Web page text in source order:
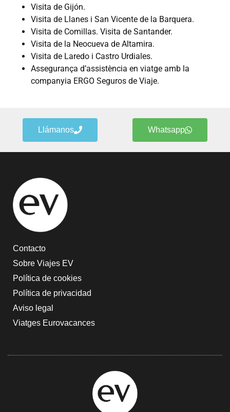
Visita de Gijón.
Visita de Llanes i San Vicente de la Barquera.
Visita de Comillas. Visita de Santander.
Visita de la Neocueva de Altamira.
Visita de Laredo i Castro Urdiales.
Assegurança d’assistència en viatge amb la
companyia ERGO Seguros de Viaje.
Llámanos Whatsapp
Contacto
Sobre Viajes EV
Política de cookies
Política de privacidad
Aviso legal
Viatges Eurovacances